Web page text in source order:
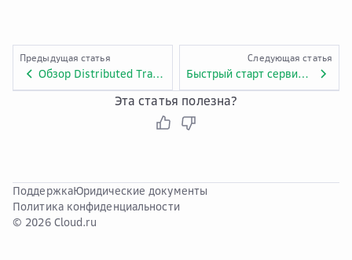
Предыдущая статья
Обзор Distributed Train CLI
Следующая статья
Быстрый старт сервиса CLI
Эта статья полезна?
ПоддержкаЮридические документы
Политика конфиденциальности
© 2026 Cloud.ru